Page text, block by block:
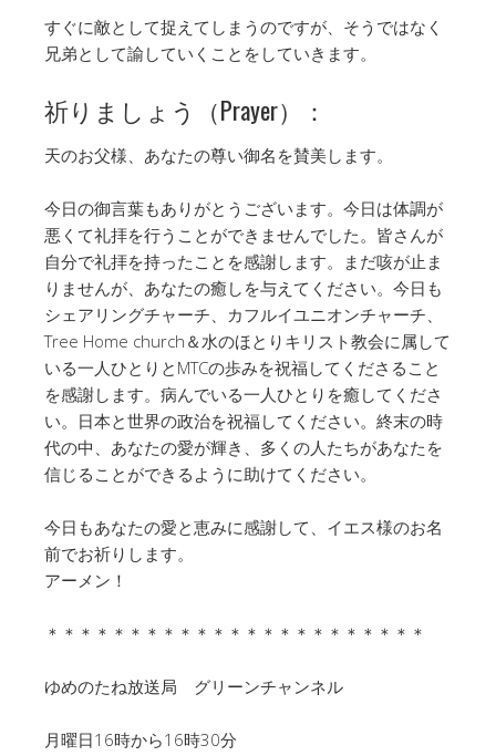
すぐに敵として捉えてしまうのですが、そうではなく
兄弟として諭していくことをしていきます。
祈りましょう（Prayer）：
天のお父様、あなたの尊い御名を賛美します。
今日の御言葉もありがとうございます。今日は体調が
悪くて礼拝を行うことができませんでした。皆さんが
自分で礼拝を持ったことを感謝します。まだ咳が止ま
りませんが、あなたの癒しを与えてください。今日も
シェアリングチャーチ、カフルイユニオンチャーチ、
Tree Home church＆水のほとりキリスト教会に属して
いる一人ひとりとMTCの歩みを祝福してくださること
を感謝します。病んでいる一人ひとりを癒してくださ
い。日本と世界の政治を祝福してください。終末の時
代の中、あなたの愛が輝き、多くの人たちがあなたを
信じることができるように助けてください。
今日もあなたの愛と恵みに感謝して、イエス様のお名
前でお祈りします。
アーメン！
＊＊＊＊＊＊＊＊＊＊＊＊＊＊＊＊＊＊＊＊＊＊＊
ゆめのたね放送局 グリーンチャンネル
月曜日16時から16時30分